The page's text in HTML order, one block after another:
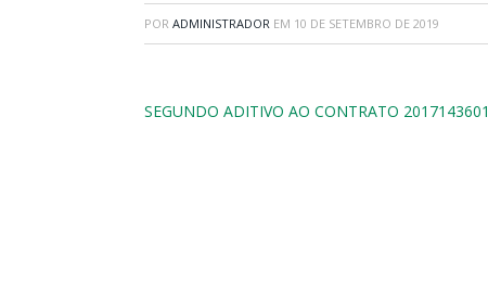
POR ADMINISTRADOR EM 10 DE SETEMBRO DE 2019
SEGUNDO ADITIVO AO CONTRATO 2017143601